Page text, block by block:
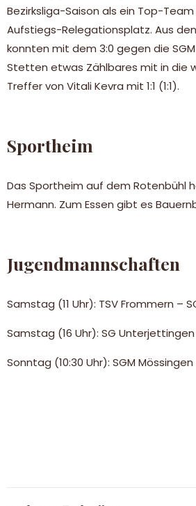
Bezirksliga-Saison als ein Top-
Aufstiegs-Relegationsplatz. Aus
konnten mit dem 3:0 gegen die
Stetten etwas Zählbares mit in die
Treffer von Vitali Kevra mit 1:1 (1:1).
Sportheim
Das Sportheim auf dem Rotenbühl
Hermann. Zum Essen gibt es
Jugendmannschaften
Samstag (11 Uhr): TSV Frommern –
Samstag (16 Uhr): SG
Sonntag (10:30 Uhr): SGM